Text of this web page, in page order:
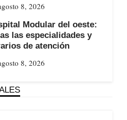
8, 2026
Modular del oeste:
las especialidades y
de atención
8, 2026